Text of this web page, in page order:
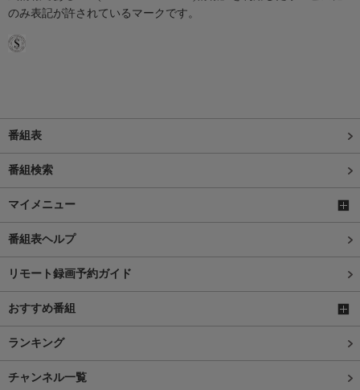
のみ表記が許されているマークです。
番組表
番組検索
マイメニュー
番組表ヘルプ
リモート録画予約ガイド
おすすめ番組
ランキング
チャンネル一覧